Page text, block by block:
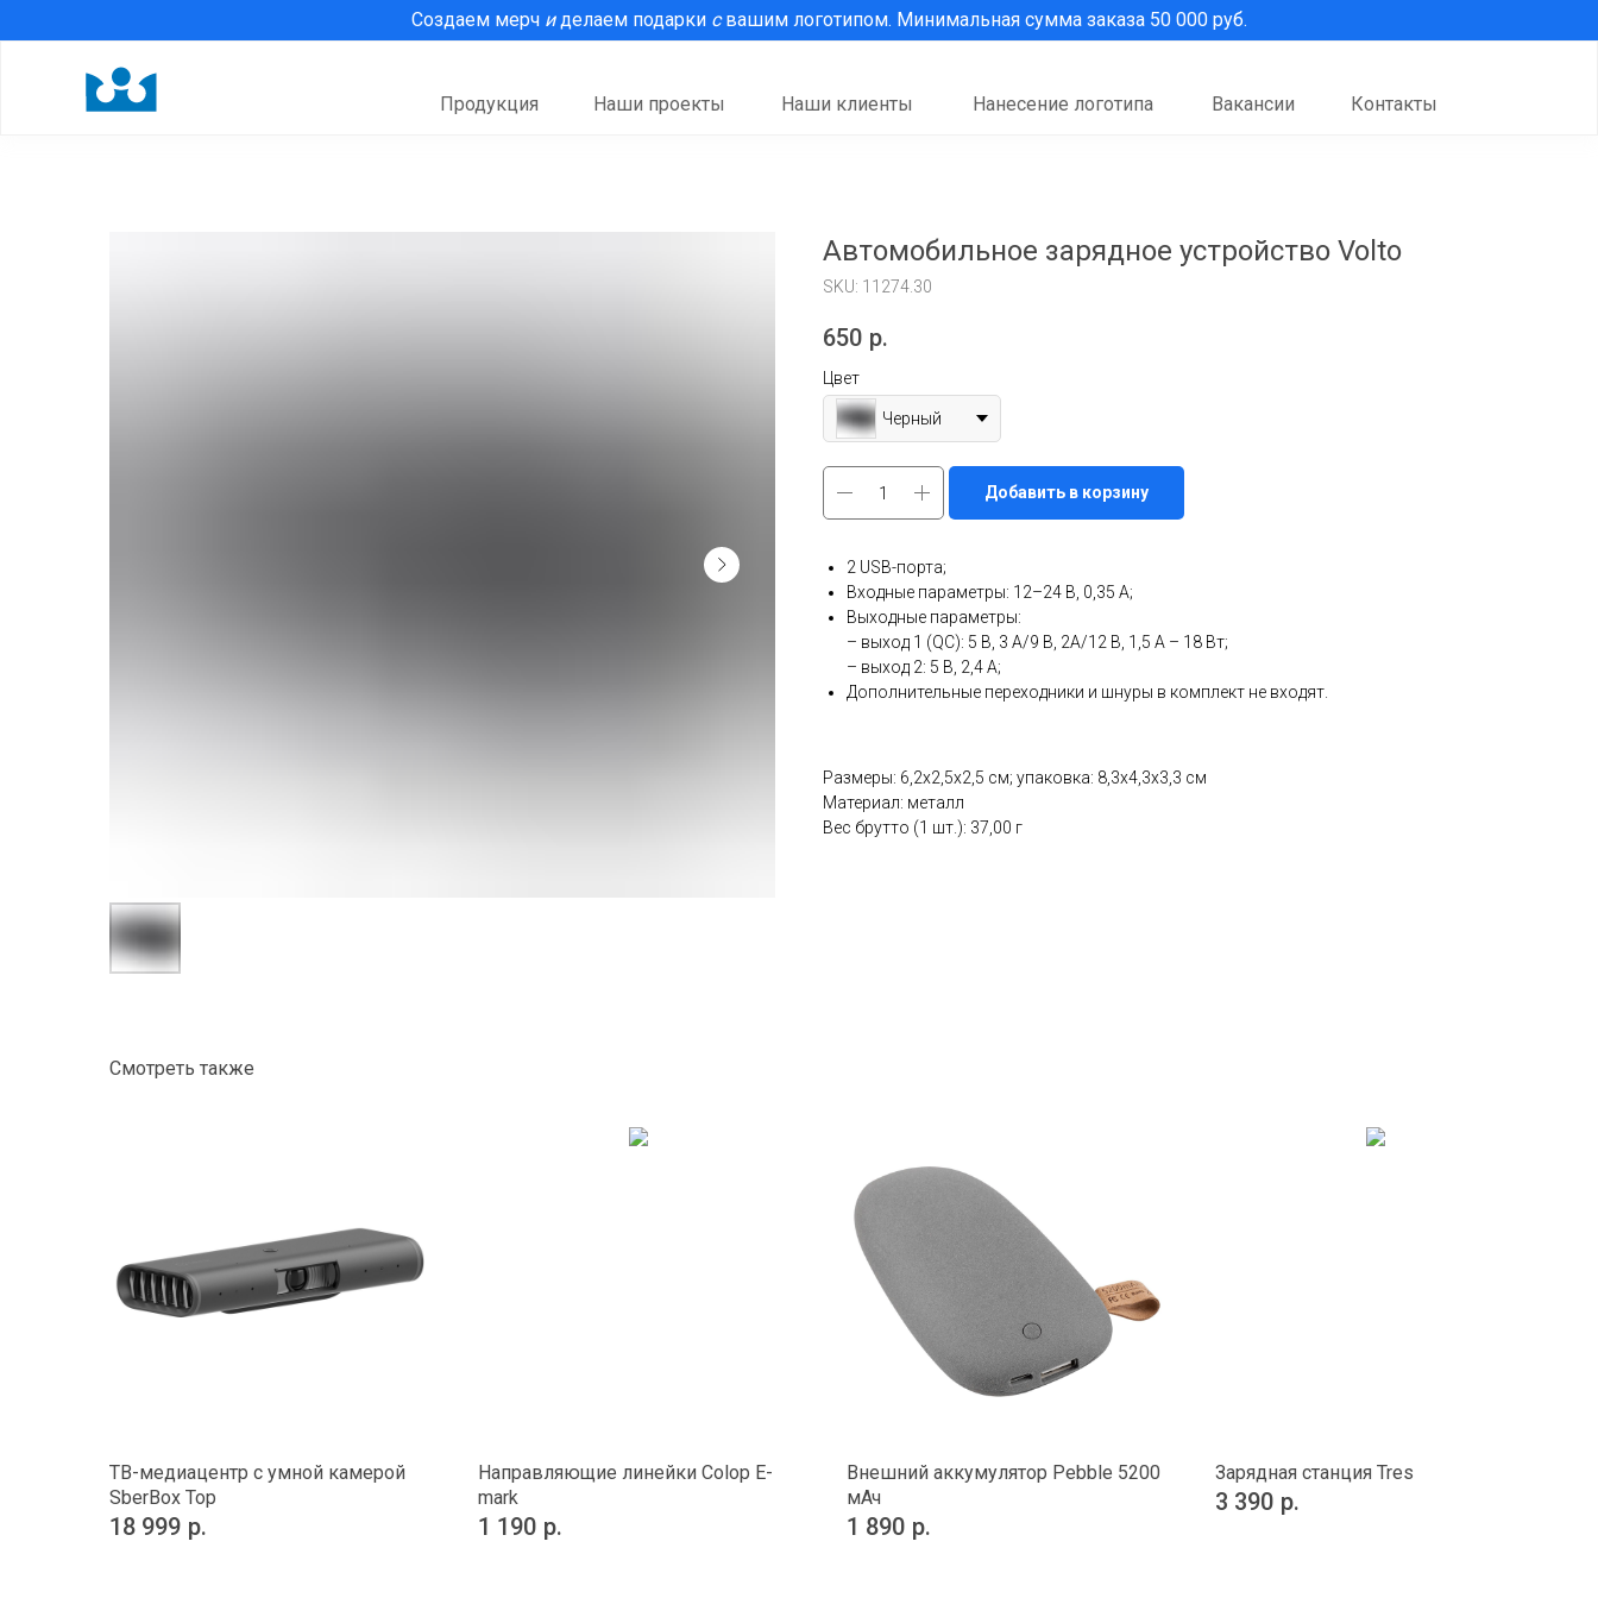
Продукция Наши клиенты
Наши проекты Вакансии Контакты
Нанесение логотипа
Создаем мерч иделаем подарки свашим логотипом. Минимальная сумма заказа 50 000 руб.
Автомобильное зарядное устройство Volto
SKU: 11274.30
650 р.
Цвет
Черный
Добавить в корзину
2 USB-порта;
Входные параметры: 12–24 B, 0,35 А;
Выходные параметры:
– выход 1 (QC): 5 B, 3 А/9 B, 2А/12 B, 1,5 А – 18 Вт;
– выход 2: 5 В, 2,4 А;
Дополнительные переходники и шнуры в комплект не входят.
Размеры: 6,2х2,5х2,5 см; упаковка: 8,3х4,3х3,3 см
Материал: металл
Вес брутто (1 шт.): 37,00 г
Смотреть также
ТВ-медиацентр с умной камерой
SberBox Top
18 999 р.
Направляющие линейки Colop E-
mark
1 190 р.
Внешний аккумулятор Pebble 5200
мАч
1 890 р.
Зарядная станция Tres
3 390 р.